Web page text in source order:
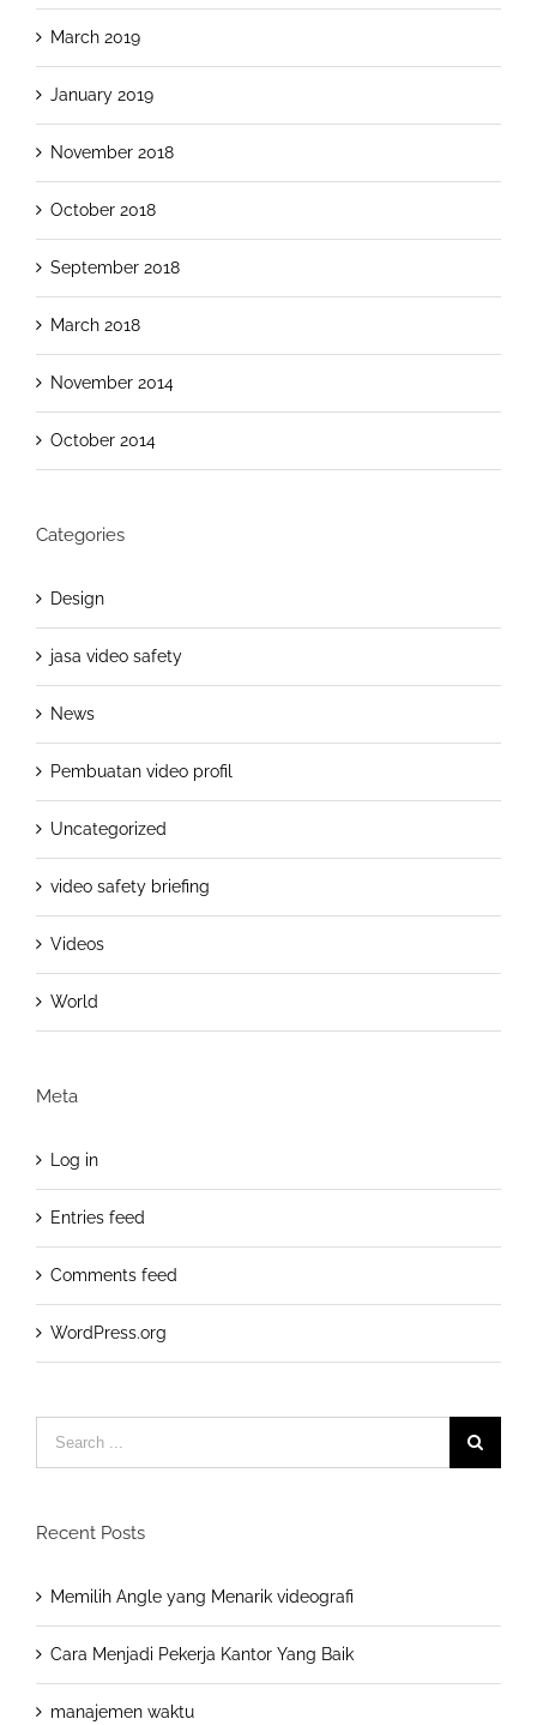
March 2019
January 2019
November 2018
October 2018
September 2018
March 2018
November 2014
October 2014
Categories
Design
jasa video safety
News
Pembuatan video profil
Uncategorized
video safety briefing
Videos
World
Meta
Log in
Entries feed
Comments feed
WordPress.org
for:
Recent Posts
Memilih Angle yang Menarik videografi
Cara Menjadi Pekerja Kantor Yang Baik
manajemen waktu